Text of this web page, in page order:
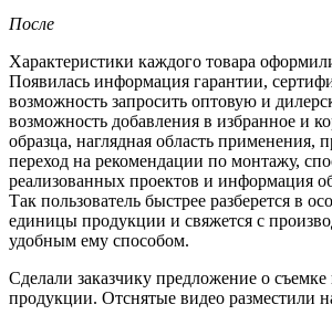
После
Характеристики каждого товара
Появилась информация гарантии,
возможность запросить оптовую и
возможность добавления в избранное и
образца, наглядная область применения,
переход на рекомендации по монтажу,
реализованных проектов и информация
Так пользователь быстрее разберется в
единицы продукции и свяжется с
удобным ему способом.
Сделали заказчику предложение о съемке
продукции. Отснятые видео разместили